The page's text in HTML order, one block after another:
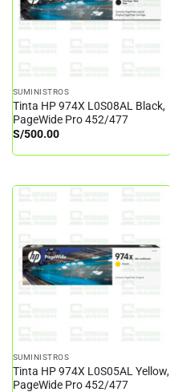
SUMINISTROS
Tinta HP 974X L0S08AL Black,
PageWide Pro 452/477
S/500.00
SUMINISTROS
Tinta HP 974X L0S05AL Yellow,
PageWide Pro 452/477